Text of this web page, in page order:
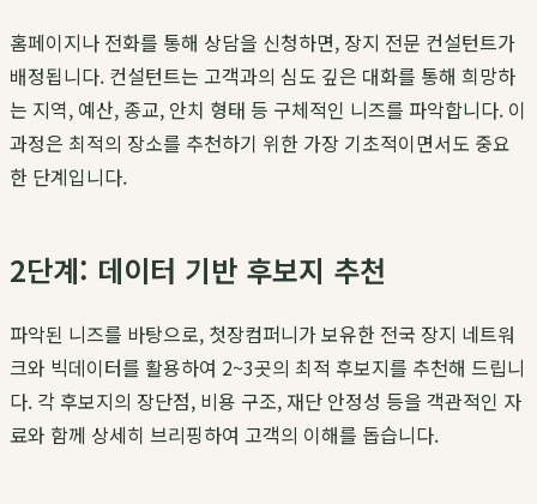
홈페이지나 전화를 통해 상담을 신청하면, 장지 전문 컨설턴트가
배정됩니다. 컨설턴트는 고객과의 심도 깊은 대화를 통해 희망하
는 지역, 예산, 종교, 안치 형태 등 구체적인 니즈를 파악합니다. 이
과정은 최적의 장소를 추천하기 위한 가장 기초적이면서도 중요
한 단계입니다.
2단계: 데이터 기반 후보지 추천
파악된 니즈를 바탕으로, 첫장컴퍼니가 보유한 전국 장지 네트워
크와 빅데이터를 활용하여 2~3곳의 최적 후보지를 추천해 드립니
다. 각 후보지의 장단점, 비용 구조, 재단 안정성 등을 객관적인 자
료와 함께 상세히 브리핑하여 고객의 이해를 돕습니다.